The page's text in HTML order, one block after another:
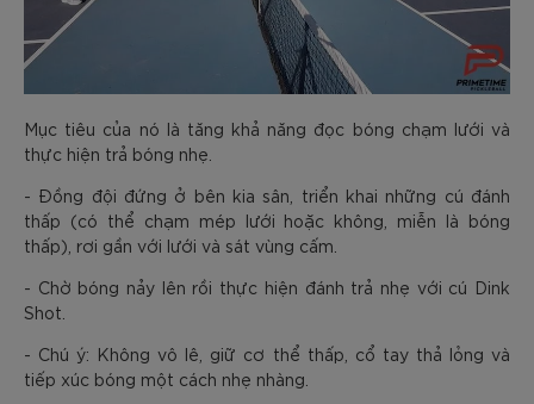
Mục tiêu của nó là tăng khả năng đọc bóng chạm lưới và
thực hiện trả bóng nhẹ.
- Đồng đội đứng ở bên kia sân, triển khai những cú đánh
thấp (có thể chạm mép lưới hoặc không, miễn là bóng
thấp), rơi gần với lưới và sát vùng cấm.
- Chờ bóng nảy lên rồi thực hiện đánh trả nhẹ với cú Dink
Shot.
- Chú ý: Không vô lê, giữ cơ thể thấp, cổ tay thả lỏng và
tiếp xúc bóng một cách nhẹ nhàng.